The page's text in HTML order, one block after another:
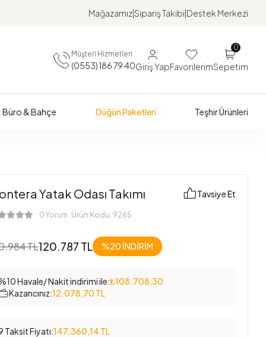
MağazamızSipariş Takibi Destek Merkezi
Müşteri Hizmetleri
(0553) 186 79 40Giriş YapFavorilerim
0
Sepetim
Büro & Bahçe Düğün Paketleri Teşhir Ürünleri
Yatak Odası Takımı
0 Yorum Ürün Kodu: 9265
Tavsiye Et
TL120.787 TL %20 İNDİRİM
Havale/ Nakit indirimi ile:₺108.708,30
Kazancınız:12.078,70 TL
Taksit Fiyatı:147.360,14 TL